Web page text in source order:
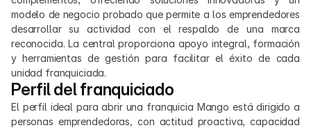
modelo de negocio probado que permite a los emprendedores
desarrollar su actividad con el respaldo de una marca
reconocida. La central proporciona apoyo integral, formación
y herramientas de gestión para facilitar el éxito de cada
unidad franquiciada.
Perfil del franquiciado
El perfil ideal para abrir una franquicia Mango está dirigido a
personas emprendedoras, con actitud proactiva, capacidad